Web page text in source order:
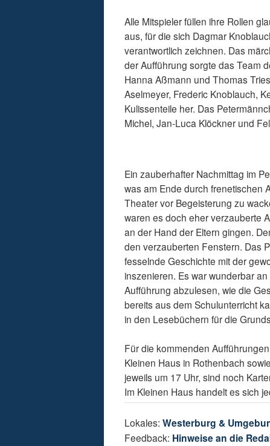
Alle Mitspieler füllen ihre Rollen
aus, für die sich Dagmar
verantwortlich zeichnen. Das
der Aufführung sorgte das Team
Hanna Aßmann und Thomas
Aselmeyer, Frederic Knoblauch,
Kulissenteile her. Das
Michel, Jan-Luca Klöckner und
Ein zauberhafter Nachmittag im
was am Ende durch frenetischen
Theater vor Begeisterung zu
waren es doch eher verzauberte
an der Hand der Eltern gingen.
den verzauberten Fenstern. Das
fesselnde Geschichte mit der
inszenieren. Es war wunderbar
Aufführung abzulesen, wie die
bereits aus dem Schulunterricht
in den Lesebüchern für die
Für die kommenden
Kleinen Haus in Rothenbach
jeweils um 17 Uhr, sind noch
Im Kleinen Haus handelt es sich
Lokales:Westerburg &
Feedback: Hinweise an die